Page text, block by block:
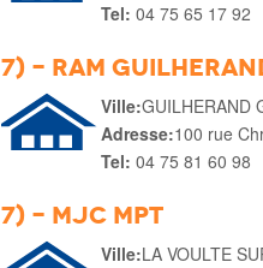
Tel: 04 75 65 17 92
7) - RAM
Ville:GUILHERAND
Adresse:100 rue
Tel: 04 75 81 60 98
7) - MJC MPT
Ville:LA VOULTE